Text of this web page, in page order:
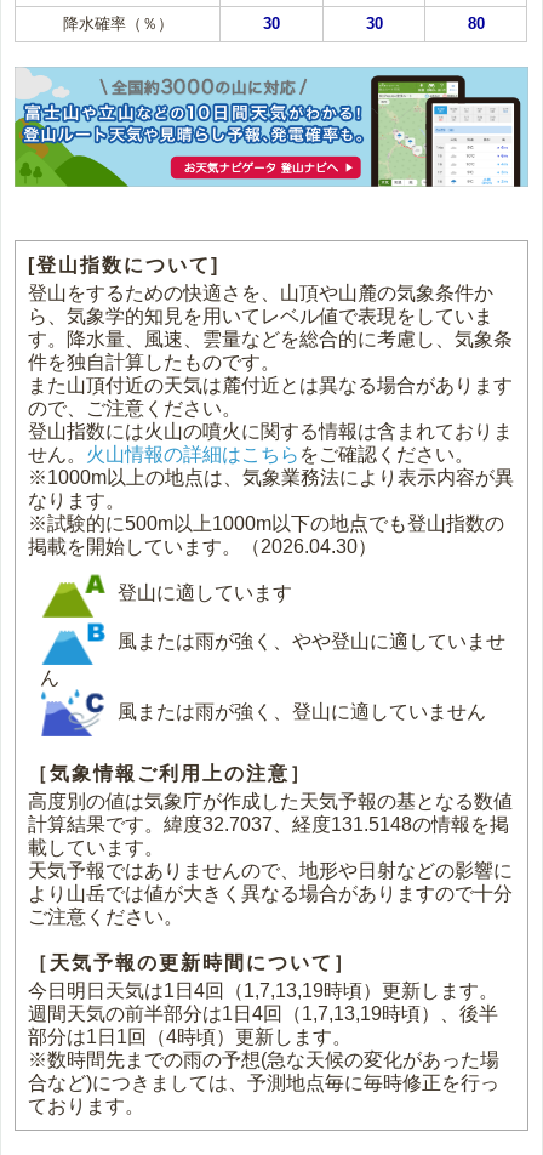
降水確率（％）
30 30 80
[登山指数について]
登山をするための快適さを、山頂や山麓の気象条件か
ら、気象学的知見を用いてレベル値で表現をしていま
す。降水量、風速、雲量などを総合的に考慮し、気象条
件を独自計算したものです。
また山頂付近の天気は麓付近とは異なる場合があります
ので、ご注意ください。
登山指数には火山の噴火に関する情報は含まれておりま
せん。 火山情報の詳細はこちら をご確認ください。
※1000m以上の地点は、気象業務法により表示内容が異
なります。
※試験的に500m以上1000m以下の地点でも登山指数の
掲載を開始しています。（2026.04.30）
登山に適しています
風または雨が強く、やや登山に適していませ
ん
風または雨が強く、登山に適していません
［気象情報ご利用上の注意］
高度別の値は気象庁が作成した天気予報の基となる数値
計算結果です。緯度32.7037、経度131.5148の情報を掲
載しています。
天気予報ではありませんので、地形や日射などの影響に
より山岳では値が大きく異なる場合がありますので十分
ご注意ください。
［天気予報の更新時間について］
今日明日天気は1日4回（1,7,13,19時頃）更新します。
週間天気の前半部分は1日4回（1,7,13,19時頃）、後半
部分は1日1回（4時頃）更新します。
※数時間先までの雨の予想(急な天候の変化があった場
合など)につきましては、予測地点毎に毎時修正を行っ
ております。